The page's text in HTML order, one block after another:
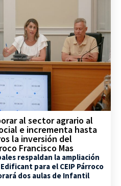
al sector agrario al
e incrementa hasta
la inversión del
Francisco Mas
respaldan la ampliación
para el CEIP Párroco
dos aulas de Infantil